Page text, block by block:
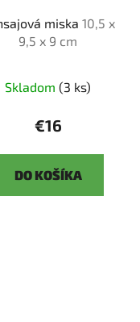
miska 10,5 x
9,5 x 9 cm
Skladom (3 ks)
€16
DO KOŠÍKA